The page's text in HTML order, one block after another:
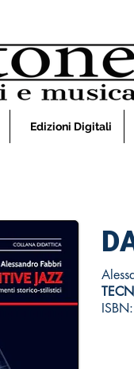
Edizioni Digitali